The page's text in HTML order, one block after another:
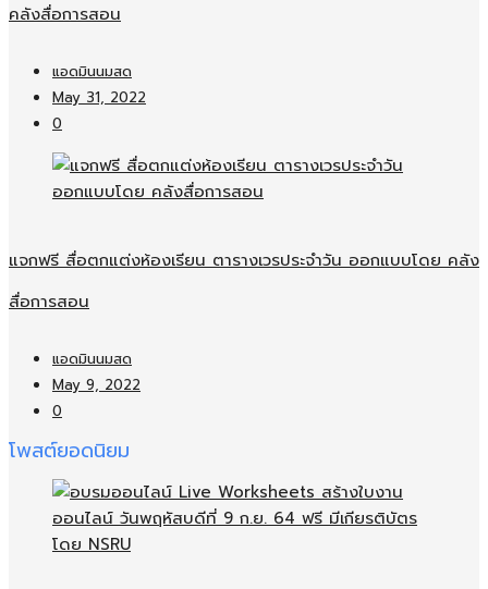
คลังสื่อการสอน
แอดมินนมสด
May 31, 2022
0
แจกฟรี สื่อตกแต่งห้องเรียน ตารางเวรประจำวัน ออกแบบโดย คลัง
สื่อการสอน
แอดมินนมสด
May 9, 2022
0
โพสต์ยอดนิยม